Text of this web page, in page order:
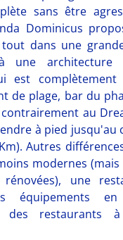
sans être
Dominicus
dans une
une architecture
est
de plage, bar du
au
à pied jusqu'au
Autres
modernes (mais
une
équipements
des restaurants